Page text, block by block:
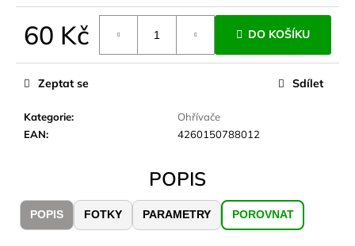
60 Kč DO KOŠÍKU
Kategorie:
Ohřívače
EAN: 4260150788012
Zeptat se Sdílet
POPIS
POPIS FOTKY PARAMETRY POROVNAT
o
o
u
e